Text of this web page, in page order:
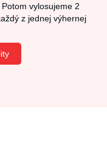
vylosujeme 2
z jednej výhernej